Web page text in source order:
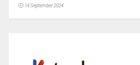
14 September 2024